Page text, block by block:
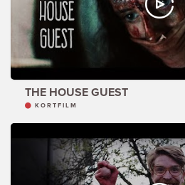
THE HOUSE GUEST
KORTFILM